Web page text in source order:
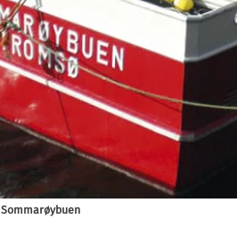
Sommarøybuen